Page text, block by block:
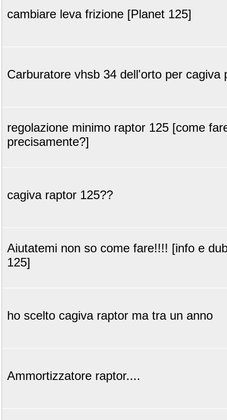
cambiare leva frizione [Planet 125]
Carburatore vhsb 34 dell'orto per cagiva
regolazione minimo raptor 125 [come
precisamente?]
cagiva raptor 125??
Aiutatemi non so come fare!!!! [info e
125]
ho scelto cagiva raptor ma tra un anno
Ammortizzatore raptor....